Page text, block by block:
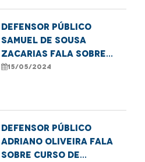
Maranhão
Defensor público
Samuel de Sousa
Zacarias fala sobre
mutirão de combate ao
15/05/2024
Defensor público
Adriano Oliveira fala
sobre curso de